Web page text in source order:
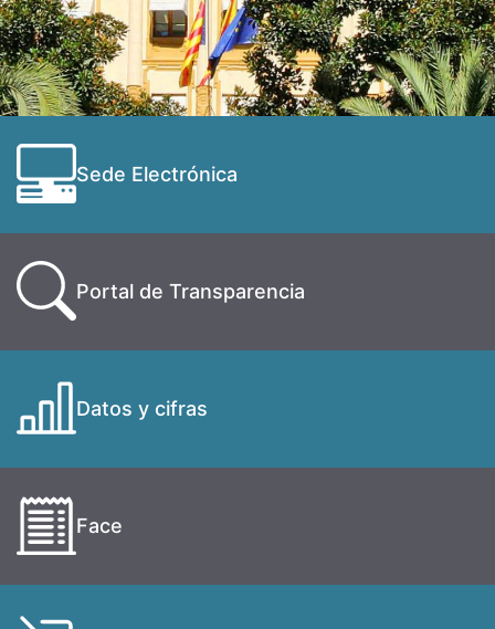
Sede Electrónica
Portal de Transparencia
Datos y cifras
Face